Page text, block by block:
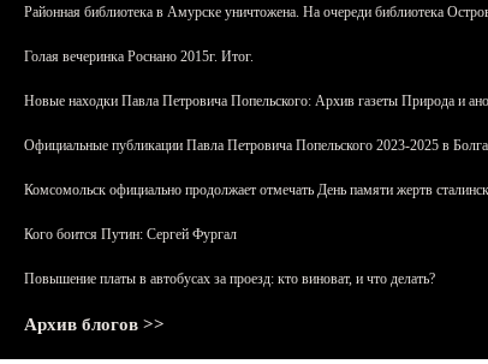
Районная библиотека в Амурске уничтожена. На очереди библиотека
Голая вечеринка Роснано 2015г. Итог.
Новые находки Павла Петровича Попельского: Архив газеты Природа и
Официальные публикации Павла Петровича Попельского 2023-2025 в
Комсомольск официально продолжает отмечать День памяти жертв
Кого боится Путин: Сергей Фургал
Повышение платы в автобусах за проезд: кто виноват, и что делать?
Архив блогов >>